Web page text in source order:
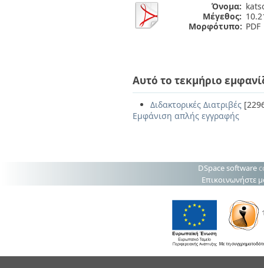
Όνομα:
Μέγεθος:
Μορφότυπο: PDF
Αυτό το τεκμήριο
Διδακτορικές Διατριβές
Εμφάνιση απλής εγγραφής
DSpace software
Επικοινωνήστε